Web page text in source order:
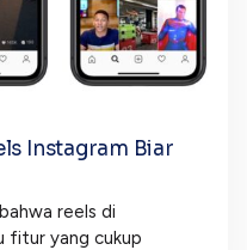
Instagram Biar
reels di
fitur yang cukup